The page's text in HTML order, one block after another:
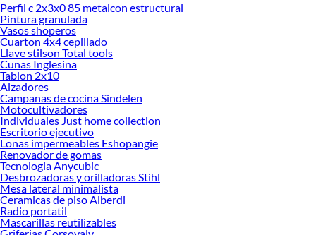
Perfil c 2x3x0 85 metalcon estructural
Pintura granulada
Vasos shoperos
Cuarton 4x4 cepillado
Llave stilson Total tools
Cunas Inglesina
Tablon 2x10
Alzadores
Campanas de cocina Sindelen
Motocultivadores
Individuales Just home collection
Escritorio ejecutivo
Lonas impermeables Eshopangie
Renovador de gomas
Tecnologia Anycubic
Desbrozadoras y orilladoras Stihl
Mesa lateral minimalista
Ceramicas de piso Alberdi
Radio portatil
Mascarillas reutilizables